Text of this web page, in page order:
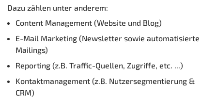
Dazu zählen unter anderem:
Content Management (Website und Blog)
E-Mail Marketing (Newsletter sowie automatisierte
Mailings)
Reporting (z.B. Traffic-Quellen, Zugriffe, etc. ...)
Kontaktmanagement (z.B. Nutzersegmentierung &
CRM)